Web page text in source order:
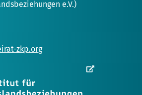
e.V.)
zkp.org